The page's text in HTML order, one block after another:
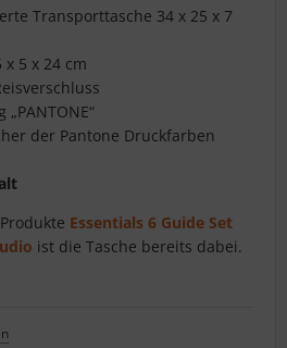
Transporttasche 34 x 25 x 7
5 x 24 cm
der Pantone Druckfarben
Essentials 6 Guide Set
ist die Tasche bereits dabei.